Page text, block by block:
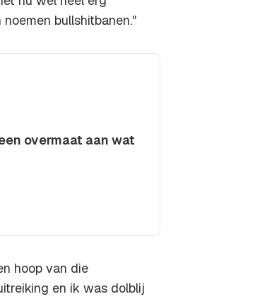
bullshitbanen."
overmaat aan wat
hoop van die
en ik was dolblij